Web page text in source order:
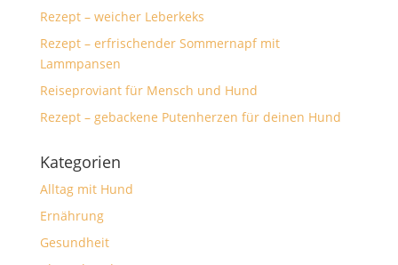
Rezept – weicher Leberkeks
Rezept – erfrischender Sommernapf mit
Lammpansen
Reiseproviant für Mensch und Hund
Rezept – gebackene Putenherzen für deinen Hund
Kategorien
Alltag mit Hund
Ernährung
Gesundheit